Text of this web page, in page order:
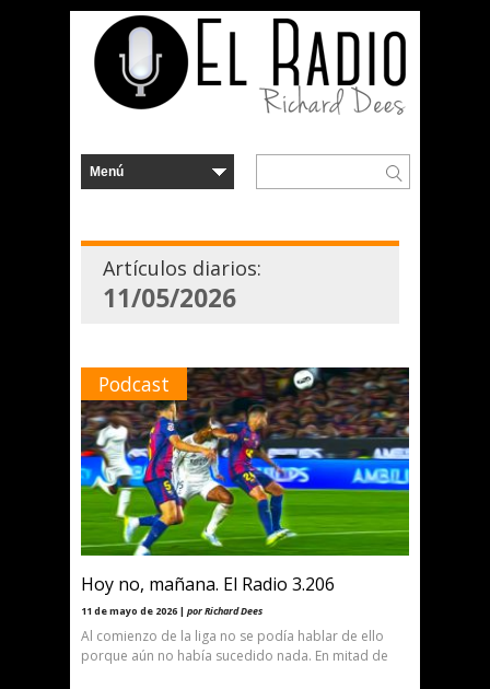
Artículos diarios:
11/05/2026
Podcast
Hoy no, mañana. El Radio 3.206
11 de mayo de 2026 | por Richard Dees
Al comienzo de la liga no se podía hablar de ello
porque aún no había sucedido nada. En mitad de